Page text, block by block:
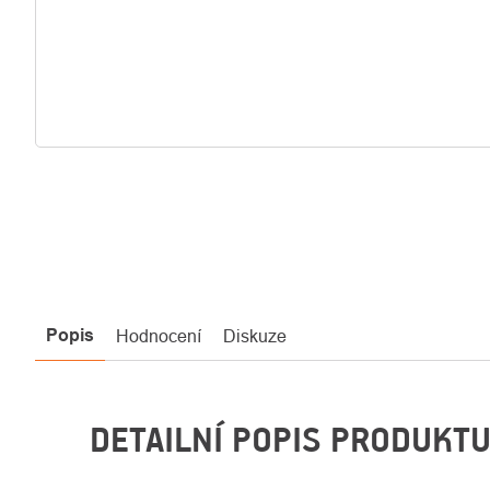
Popis Hodnocení Diskuze
DETAILNÍ POPIS PRODUKTU